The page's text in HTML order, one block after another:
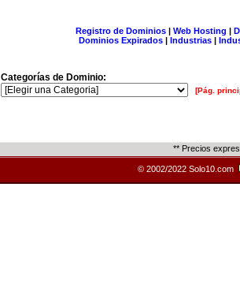
Registro de Dominios| Web Hosting |
Dominios Expirados | Industrias |
Categorías de Dominio:
[Pág.
** Precios
© 2002/2022 Solo10.com